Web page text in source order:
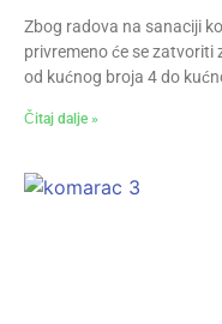
Zbog radova na sanaciji
privremeno će se zatvoriti
od kućnog broja 4 do
Čitaj dalje »